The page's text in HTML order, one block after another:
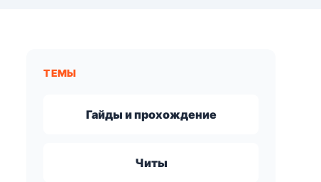
ТЕМЫ
Гайды и прохождение
Читы